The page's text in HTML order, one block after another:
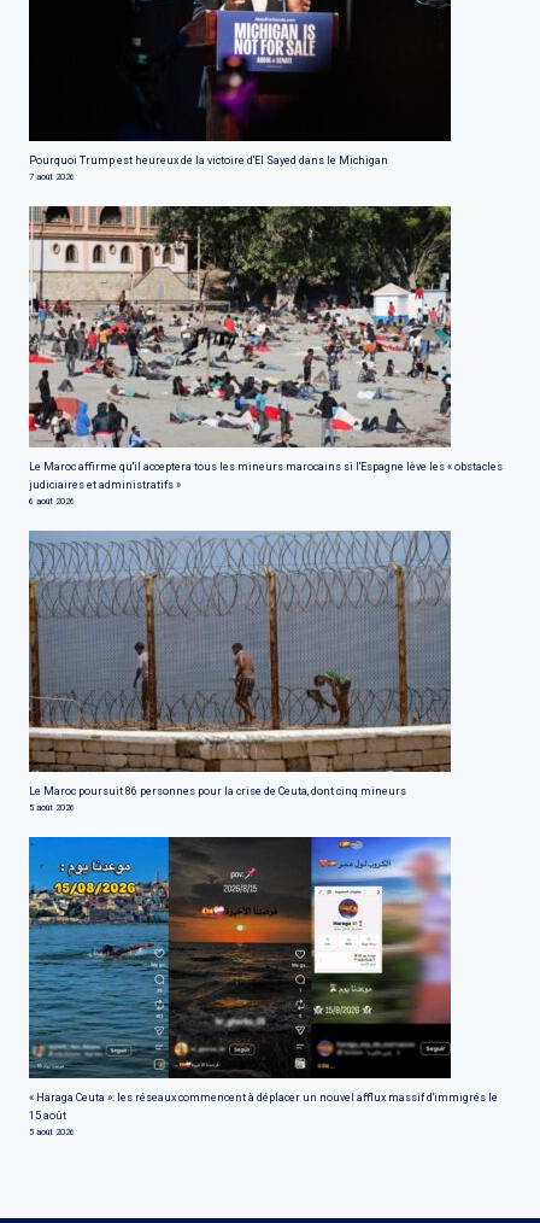
Pourquoi Trump est heureux de la victoire d'El Sayed dans le Michigan
7 août 2026
Le Maroc affirme qu'il acceptera tous les mineurs marocains si l'Espagne lève les « obstacles
judiciaires et administratifs »
6 août 2026
Le Maroc poursuit 86 personnes pour la crise de Ceuta, dont cinq mineurs
5 août 2026
« Haraga Ceuta »: les réseaux commencent à déplacer un nouvel afflux massif d'immigrés le
15 août
5 août 2026